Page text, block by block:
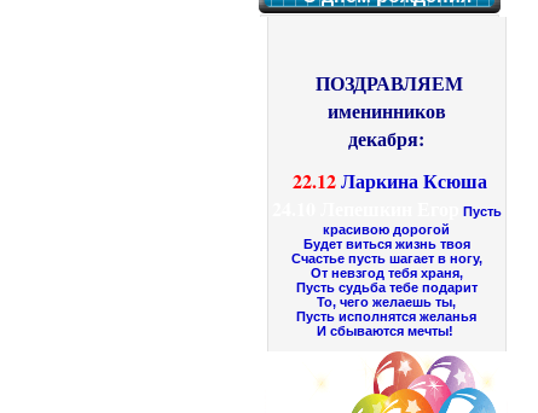
ПОЗДРАВЛЯЕМ
именинников
декабря:
22.12Ларкина Ксюша
Пусть
красивою дорогой
Будет виться жизнь твоя
Счастье пусть шагает в ногу,
От невзгод тебя храня,
Пусть судьба тебе подарит
То, чего желаешь ты,
Пусть исполнятся желанья
И сбываются мечты!